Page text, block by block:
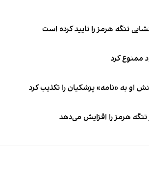
تنگه هرمز را تایید کرده است
ممنوع کرد
به «نامه» پزشکیان را تکذیب کرد
تنگه هرمز را افزایش می‌دهد